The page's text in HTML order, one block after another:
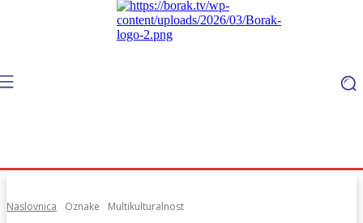
Naslovnica Oznake Multikulturalnost